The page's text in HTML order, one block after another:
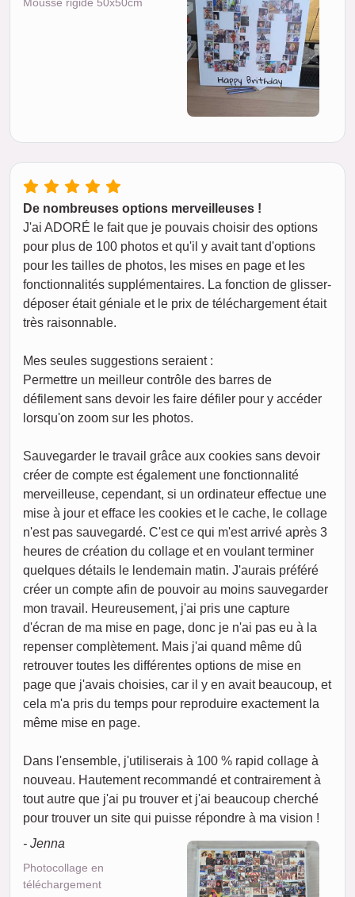
De nombreuses options merveilleuses !
J'ai ADORÉ le fait que je pouvais choisir des options
pour plus de 100 photos et qu'il y avait tant d'options
pour les tailles de photos, les mises en page et les
fonctionnalités supplémentaires. La fonction de glisser-
déposer était géniale et le prix de téléchargement était
très raisonnable.
Mes seules suggestions seraient :
Permettre un meilleur contrôle des barres de
défilement sans devoir les faire défiler pour y accéder
lorsqu'on zoom sur les photos.
Sauvegarder le travail grâce aux cookies sans devoir
créer de compte est également une fonctionnalité
merveilleuse, cependant, si un ordinateur effectue une
mise à jour et efface les cookies et le cache, le collage
n'est pas sauvegardé. C'est ce qui m'est arrivé après 3
heures de création du collage et en voulant terminer
quelques détails le lendemain matin. J'aurais préféré
créer un compte afin de pouvoir au moins sauvegarder
mon travail. Heureusement, j'ai pris une capture
d'écran de ma mise en page, donc je n'ai pas eu à la
repenser complètement. Mais j'ai quand même dû
retrouver toutes les différentes options de mise en
page que j'avais choisies, car il y en avait beaucoup, et
cela m'a pris du temps pour reproduire exactement la
même mise en page.
Dans l'ensemble, j'utiliserais à 100 % rapid collage à
nouveau. Hautement recommandé et contrairement à
tout autre que j'ai pu trouver et j'ai beaucoup cherché
pour trouver un site qui puisse répondre à ma vision !
- Jenna
Photocollage en
téléchargement